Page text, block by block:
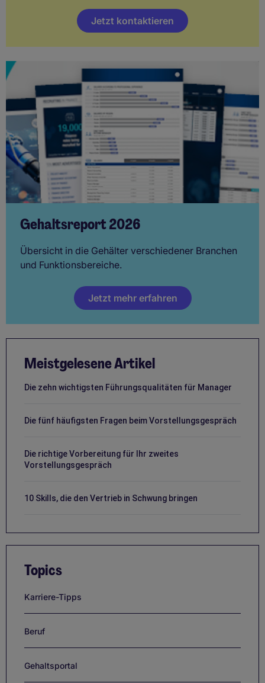
Jetzt kontaktieren
Gehaltsreport 2026
Übersicht in die Gehälter verschiedener Branchen
und Funktionsbereiche.
Jetzt mehr erfahren
Meistgelesene Artikel
Die zehn wichtigsten Führungsqualitäten für Manager
Die fünf häufigsten Fragen beim Vorstellungsgespräch
Die richtige Vorbereitung für Ihr zweites
Vorstellungsgespräch
10 Skills, die den Vertrieb in Schwung bringen
Topics
Karriere-Tipps
Beruf
Gehaltsportal